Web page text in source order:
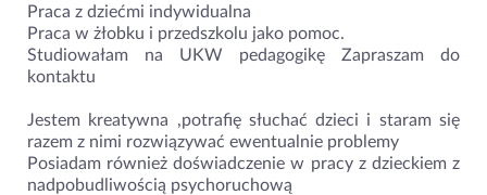
Praca z dziećmi indywidualna
Praca w żłobku i przedszkolu jako pomoc.
Studiowałam na UKW pedagogikę Zapraszam do
kontaktu
Jestem kreatywna ,potrafię słuchać dzieci i staram się
razem z nimi rozwiązywać ewentualnie problemy
Posiadam również doświadczenie w pracy z dzieckiem z
nadpobudliwością psychoruchową